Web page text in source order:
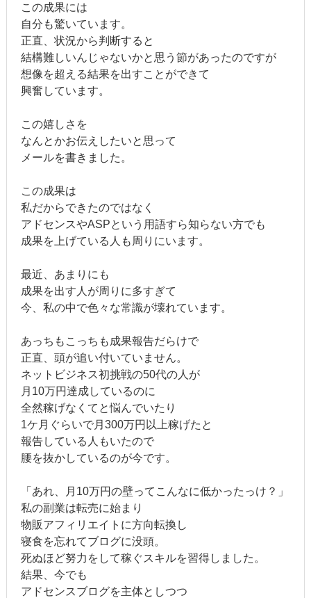
この成果には
自分も驚いています。
正直、状況から判断すると
結構難しいんじゃないかと思う節があったのですが
想像を超える結果を出すことができて
興奮しています。
この嬉しさを
なんとかお伝えしたいと思って
メールを書きました。
この成果は
私だからできたのではなく
アドセンスやASPという用語すら知らない方でも
成果を上げている人も周りにいます。
最近、あまりにも
成果を出す人が周りに多すぎて
今、私の中で色々な常識が壊れています。
あっちもこっちも成果報告だらけで
正直、頭が追い付いていません。
ネットビジネス初挑戦の50代の人が
月10万円達成しているのに
全然稼げなくてと悩んでいたり
1ケ月ぐらいで月300万円以上稼げたと
報告している人もいたので
腰を抜かしているのが今です。
「あれ、月10万円の壁ってこんなに低かったっけ？」
私の副業は転売に始まり
物販アフィリエイトに方向転換し
寝食を忘れてブログに没頭。
死ぬほど努力をして稼ぐスキルを習得しました。
結果、今でも
アドセンスブログを主体としつつ